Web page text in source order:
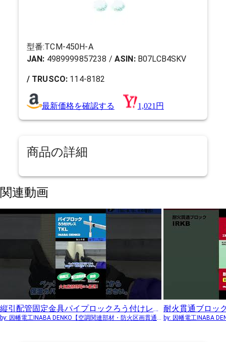
型番:TCM-450H-A
JAN: 4989999857238 / ASIN: B07LCB4SKV
/ TRUSCO: 114-8182
最新価格を確認する 1,021円
商品の詳細
関連動画
縦引配管固定金具パイプロックろう付けレス「TKL」 施工手順動画 l 因幡電工（INABA DENKO） #shorts #金具 #配管 #省施工
by: 因幡電工INABA DENKO【空調関連部材・防火区画貫通部材】 by: 因幡電工INABA